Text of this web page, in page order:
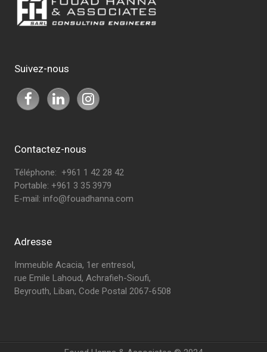
Suivez-nous
Contactez-nous
Téléphone: +961 1 42 28 42
Portable: +961 3 35 3979
E-mail: info@fouadhanna.com
Adresse
Immeuble Acacia, 1er entresol,
rue Emile Lahoud, Achrafieh-Sioufi,
Beyrouth, Liban, Code Postal 2067-6508